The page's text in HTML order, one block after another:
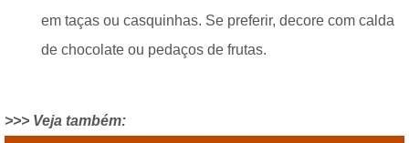
em taças ou casquinhas. Se preferir, decore com calda
de chocolate ou pedaços de frutas.
>>> Veja também: